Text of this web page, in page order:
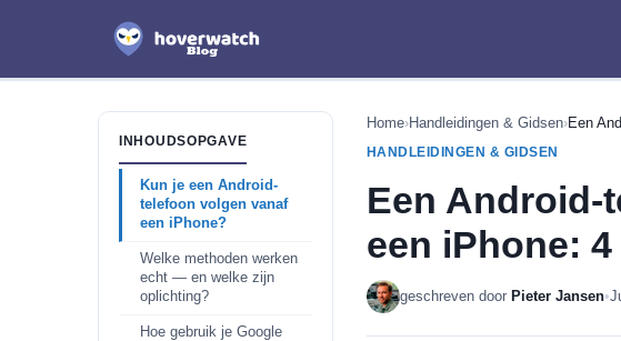
INHOUDSOPGAVE
Kun je een Android-
telefoon volgen vanaf
een iPhone?
Welke methoden werken
echt — en welke zijn
oplichting?
Hoe gebruik je Google
Home›Handleidingen & Gidsen›Een
HANDLEIDINGEN & GIDSEN
Een Android-
een iPhone:
geschreven door Pieter Jansen•